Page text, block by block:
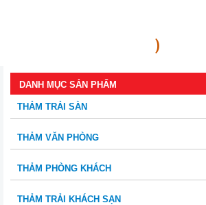
)
DANH MỤC SẢN PHẨM
THẢM TRẢI SÀN
THẢM VĂN PHÒNG
THẢM PHÒNG KHÁCH
THẢM TRẢI KHÁCH SẠN